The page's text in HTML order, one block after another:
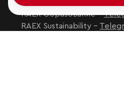
RAEX Образование –
RAEX Sustainability –